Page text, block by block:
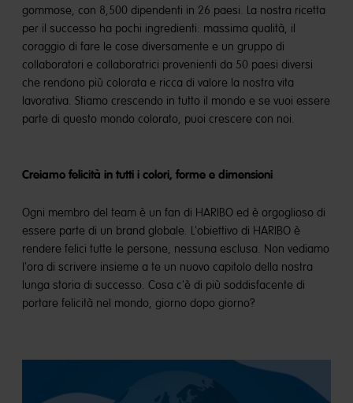
gommose, con 8,500 dipendenti in 26 paesi. La nostra ricetta
per il successo ha pochi ingredienti: massima qualità, il
coraggio di fare le cose diversamente e un gruppo di
collaboratori e collaboratrici provenienti da 50 paesi diversi
che rendono più colorata e ricca di valore la nostra vita
lavorativa. Stiamo crescendo in tutto il mondo e se vuoi essere
parte di questo mondo colorato, puoi crescere con noi.
Creiamo felicità in tutti i colori, forme e dimensioni
Ogni membro del team è un fan di HARIBO ed è orgoglioso di
essere parte di un brand globale. L'obiettivo di HARIBO è
rendere felici tutte le persone, nessuna esclusa. Non vediamo
l'ora di scrivere insieme a te un nuovo capitolo della nostra
lunga storia di successo. Cosa c'è di più soddisfacente di
portare felicità nel mondo, giorno dopo giorno?